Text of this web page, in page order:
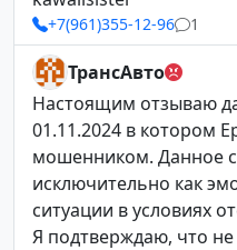
+7(961)355-12-96 1
ТрансАвто
Настоящим отзываю
01.11.2024 в котором
мошенником. Данное
исключительно как
ситуации в условиях
Я подтверждаю, что